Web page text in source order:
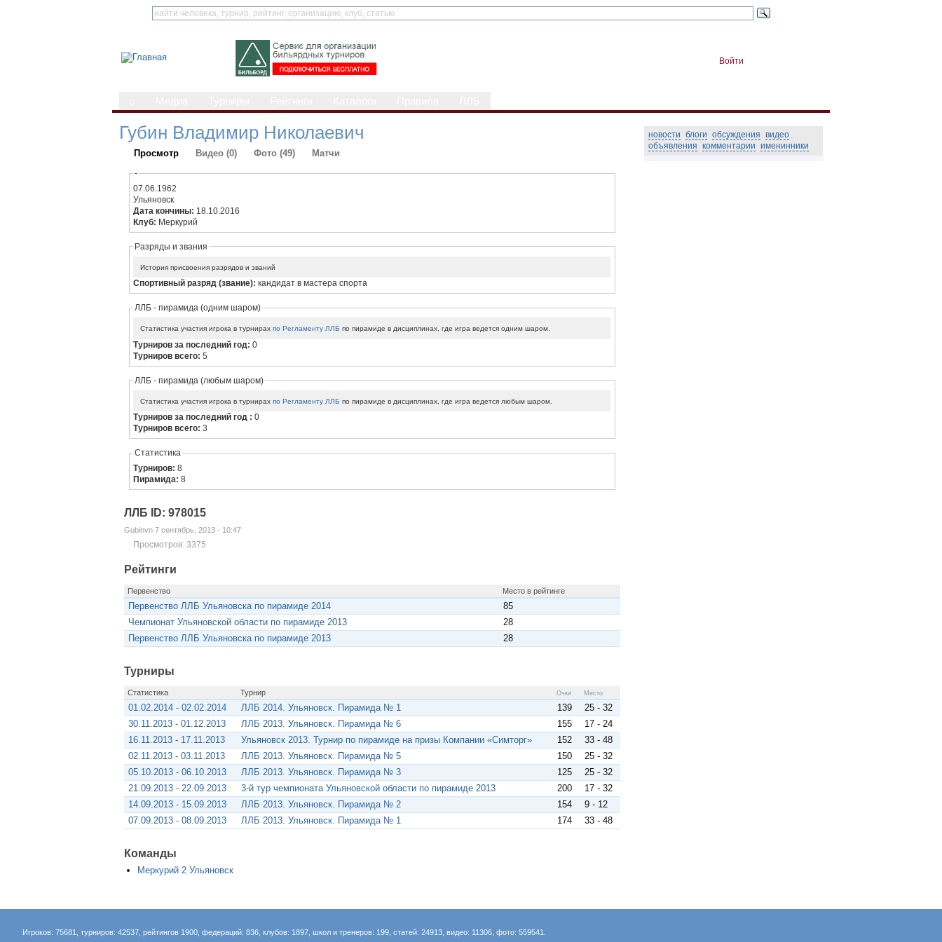
Войти
Губин Владимир Николаевич
Просмотр Видео (0) Фото (49) Матчи
-
07.06.1962
Ульяновск
Дата кончины: 18.10.2016
Клуб: Меркурий
Разряды и звания
История присвоения разрядов и званий
Спортивный разряд (звание):кандидат в мастера спорта
ЛЛБ - пирамида (одним шаром)
Статистика участия игрока в турнирахпо Регламенту ЛЛБ по пирамиде в дисциплинах, где игра ведется одним шаром.
Турниров за последний год:0
Турниров всего:5
ЛЛБ - пирамида (любым шаром)
Статистика участия игрока в турнирахпо Регламенту ЛЛБ по пирамиде в дисциплинах, где игра ведется любым шаром.
Турниров за последний год :0
Турниров всего:3
Статистика
Турниров:8
Пирамида:8
ЛЛБ ID: 978015
Gubinvn 7 сентябрь, 2013 - 10:47
Просмотров: 3375
Рейтинги
Первенство Место в рейтинге
Первенство ЛЛБ Ульяновска по пирамиде 2014
85
Чемпионат Ульяновской области по пирамиде 2013
28
Первенство ЛЛБ Ульяновска по пирамиде 2013
28
Турниры
Статистика Турнир Очки Место
01.02.2014 - 02.02.2014 ЛЛБ 2014. Ульяновск. Пирамида № 1 139
25 - 32
30.11.2013 - 01.12.2013
ЛЛБ 2013. Ульяновск. Пирамида № 6 155
17 - 24
16.11.2013 - 17.11.2013
Ульяновск 2013. Турнир по пирамиде на призы Компании «Симторг» 152
33 - 48
02.11.2013 - 03.11.2013
ЛЛБ 2013. Ульяновск. Пирамида № 5 150
25 - 32
05.10.2013 - 06.10.2013
ЛЛБ 2013. Ульяновск. Пирамида № 3 125
25 - 32
21.09.2013 - 22.09.2013
3-й тур чемпионата Ульяновской области по пирамиде 2013 200
17 - 32
14.09.2013 - 15.09.2013
ЛЛБ 2013. Ульяновск. Пирамида № 2 154
9 - 12
07.09.2013 - 08.09.2013
ЛЛБ 2013. Ульяновск. Пирамида № 1 174 33 - 48
Команды
Меркурий 2 Ульяновск
новости блоги обсуждения видео
объявления комментарии именинники
Игроков: 75681, турниров: 42537, рейтингов 1900, федераций: 836, клубов: 1897, школ и тренеров: 199, статей: 24913, видео: 11306, фото: 559541.